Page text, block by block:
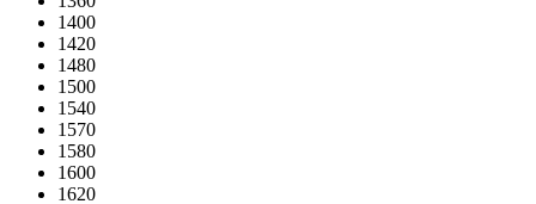
1400
1420
1480
1500
1540
1570
1580
1600
1620